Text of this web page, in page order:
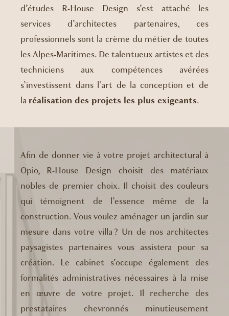
d’études R-House Design s’est attaché les
services d’architectes partenaires, ces
professionnels sont la crème du métier de toutes
les Alpes-Maritimes. De talentueux artistes et des
techniciens aux compétences avérées
s’investissent dans l’art de la conception et de
la réalisation des projets les plus exigeants.
Afin de donner vie à votre projet architectural à
Opio, R-House Design choisit des matériaux
nobles de premier choix. Il choisit des couleurs
qui témoignent de l’essence même de la
construction. Vous voulez aménager un jardin sur
mesure dans votre villa ? Un de nos architectes
paysagistes partenaires vous assistera pour sa
création. Le cabinet s’occupe également des
formalités administratives nécessaires à la mise
en œuvre de votre projet. Il recherche des
prestataires chevronnés minutieusement